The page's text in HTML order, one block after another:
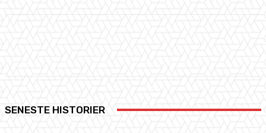
SENESTE HISTORIER